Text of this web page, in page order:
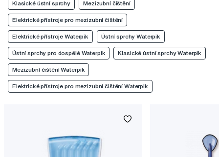
Klasické ústní sprchy Mezizubní čištění
Elektrické přístroje pro mezizubní čištění
Elektrické přístroje Waterpik Ústní sprchy Waterpik
Ústní sprchy pro dospělé Waterpik Klasické ústní sprchy Waterpik
Mezizubní čištění Waterpik
Elektrické přístroje pro mezizubní čištění Waterpik